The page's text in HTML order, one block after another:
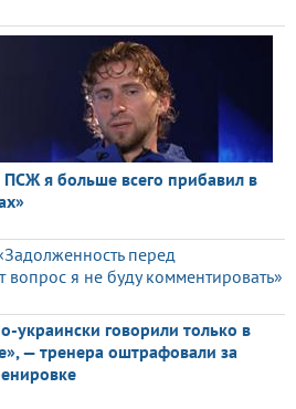
я больше всего прибавил в
перед
вопрос я не буду комментировать»
украински говорили только в
— тренера оштрафовали за